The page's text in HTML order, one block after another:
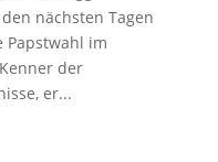
nächsten Tagen
Papstwahl im
der
er...